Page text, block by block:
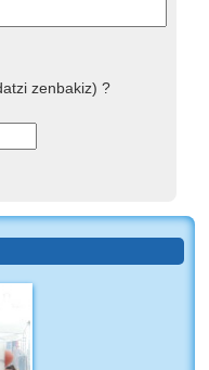
zenbakiz) ?